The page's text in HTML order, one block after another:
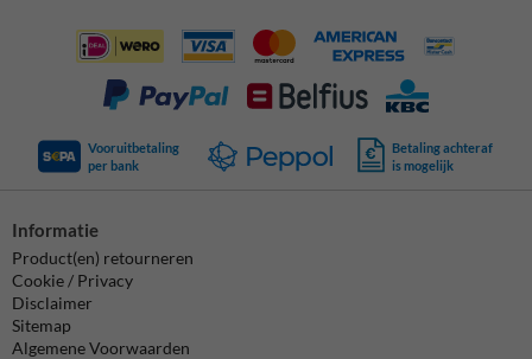
Vooruitbetaling
per bank
Betaling achteraf
is mogelijk
Informatie
Product(en) retourneren
Cookie / Privacy
Disclaimer
Sitemap
Algemene Voorwaarden